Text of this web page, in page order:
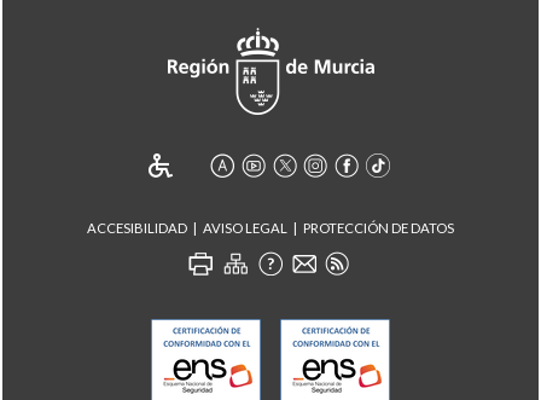
ACCESIBILIDAD AVISO LEGAL PROTECCIÓN DE DATOS